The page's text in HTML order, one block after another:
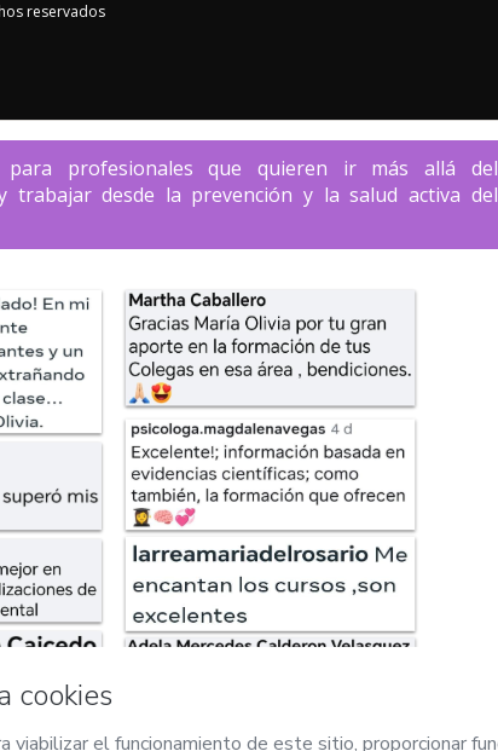
reservados
para profesionales que quieren ir más allá del
trabajar desde la prevención y la salud activa del